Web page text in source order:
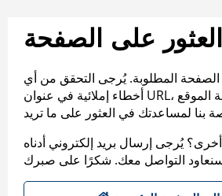
على الصفحة
الصفحة المطلوبة. يُرجى التحقق من أي
أخطاء إملائية في عنوان URL، أو عرض خريطة الموقع
يُرجى إرسال بريد إلكتروني أدناه